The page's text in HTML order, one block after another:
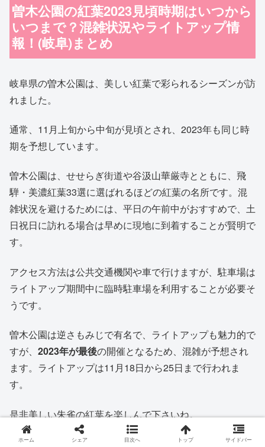
曽木公園の紅葉2023見頃時期はいつから
いつまで？混雑状況やライトアップ情
報！(岐阜)まとめ
岐阜県の曽木公園は、美しい紅葉で彩られるシーズンが訪
れました。
通常、11月上旬から中旬が見頃とされ、2023年も同じ時
期を予想しています。
曽木公園は、せせらぎ街道や谷汲山華厳寺とともに、飛
騨・美濃紅葉33選に選ばれるほどの紅葉の名所です。混
雑状況を避けるためには、平日の午前中がおすすめで、土
日祝日に訪れる場合は早めに現地に到着することが賢明で
す。
アクセス方法は公共交通機関や車で行けますが、駐車場は
ライトアップ期間中に臨時駐車場を利用することが必要そ
うです。
曽木公園は逆さもみじで有名で、ライトアップも魅力的で
すが、 2023年が最後の開催となるため、混雑が予想され
ます。ライトアップは11月18日から25日まで行われま
す。
是非美しい朱雀の紅葉を楽しんで下さいね。
ホーム シェア 目次へ トップ サイドバー